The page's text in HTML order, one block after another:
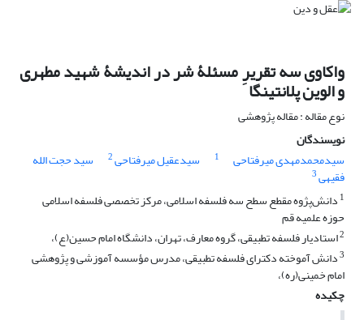
واکاوی سه تقریرِ مسئلۀ شر در اندیشۀ شهید مطهری
و الوین پلانتینگا
نوع مقاله : مقاله پژوهشی
نویسندگان
سیدمحمدمهدی میرفتاحی
1 سیدعقیل میرفتاحی2 سید حجت الله
فقیهی3
1 دانش‌پژوه مقطع سطح سه فلسفه اسلامی، مرکز تخصصی فلسفه اسلامی
حوزه علمیه قم
2استادیار فلسفه تطبیقی، گروه معارف، تهران، دانشگاه امام حسین(ع)،
3دانش آموخته دکترای فلسفه تطبیقی، مدرس مؤسسه آموزشی و پژوهشی
امام خمینی(ره)،
چکیده